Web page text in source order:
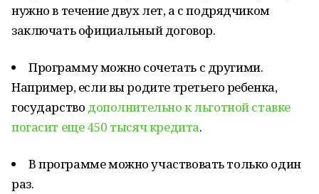
нужно в течение двух лет, а с подрядчиком
заключать официальный договор.
Программу можно сочетать с другими.
Например, если вы родите третьего ребенка,
государство дополнительно к льготной ставке
погасит еще 450 тысяч кредита.
В программе можно участвовать только один
раз.